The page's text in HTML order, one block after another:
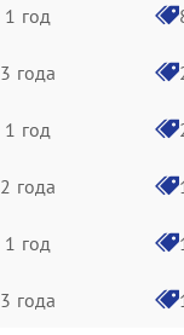
1 год
3 года
1 год
2 года
1 год
3 года